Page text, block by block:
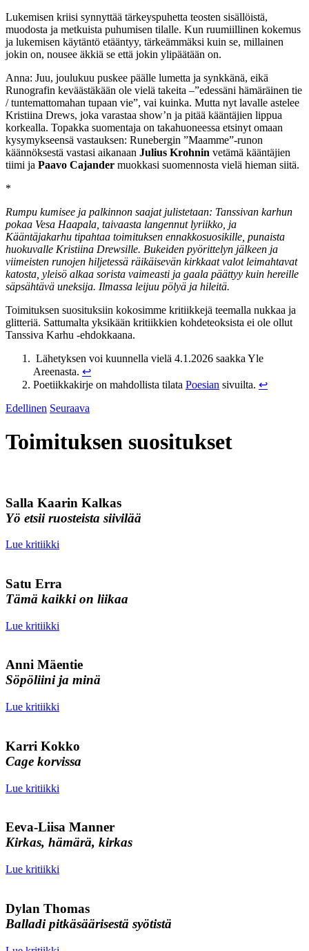
Lukemisen kriisi synnyttää tärkeyspuhetta teosten sisällöistä,
muodosta ja metkuista puhumisen tilalle. Kun ruumiillinen kokemus
ja lukemisen käytäntö etääntyy, tärkeämmäksi kuin se, millainen
jokin on, nousee äkkiä se että jokin ylipäätään on.
Anna: Juu, joulukuu puskee päälle lumetta ja synkkänä, eikä
Runografin keväästäkään ole vielä takeita ­–”edessäni hämäräinen tie
/ tuntemattomahan tupaan vie”, vai kuinka. Mutta nyt lavalle astelee
Kristiina Drews, joka varastaa show’n ja pitää kääntäjien lippua
korkealla. Topakka suomentaja on takahuoneessa etsinyt omaan
kysymykseensä vastauksen: Runebergin ”Maamme”-runon
käännöksestä vastasi aikanaan Julius Krohnin vetämä kääntäjien
tiimi ja Paavo Cajander muokkasi suomennosta vielä hieman siitä.
*
Rumpu kumisee ja palkinnon saajat julistetaan: Tanssivan karhun
pokaa Vesa Haapala, taivaasta langennut lyriikko, ja
Kääntäjakarhu tipahtaa toimituksen ennakkosuosikille, punaista
huokuvalle Kristiina Drewsille. Bukeiden pyörittelyn jälkeen ja
viimeisten runojen hiljetessä räikäisevän kirkkaat valot leimahtavat
katosta, yleisö alkaa sorista vaimeasti ja gaala päättyy kuin hereille
säpsähtävä uneksija. Ilmassa leijuu pölyä ja hileitä.
Toimituksen suosituksiin kokosimme kritiikkejä teemalla nukkaa ja
glitteriä. Sattumalta yksikään kritiikkien kohdeteoksista ei ole ollut
Tanssiva Karhu -ehdokkaana.
Lähetyksen voi kuunnella vielä 4.1.2026 saakka Yle
Areenasta. ↩︎
Poetiikkakirje on mahdollista tilata Poesian sivuilta. ↩︎
Edellinen Seuraava
Toimituksen suositukset
Salla Kaarin Kalkas
Yö etsii ruosteista siivilää
Lue kritiikki
Satu Erra
Tämä kaikki on liikaa
Lue kritiikki
Anni Mäentie
Söpöliini ja minä
Lue kritiikki
Karri Kokko
Cage korvissa
Lue kritiikki
Eeva-Liisa Manner
Kirkas, hämärä, kirkas
Lue kritiikki
Dylan Thomas
Balladi pitkäsäärisestä syötistä